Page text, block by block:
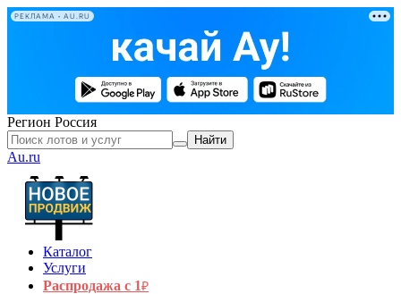
РЕКЛАМА • AU.RU
Регион Россия
Найти
Au.ru
Каталог
Услуги
Распродажа с 1₽